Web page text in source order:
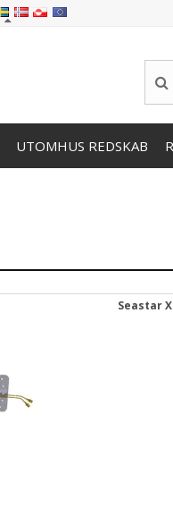
UTOMHUS REDSKAB
Seastar